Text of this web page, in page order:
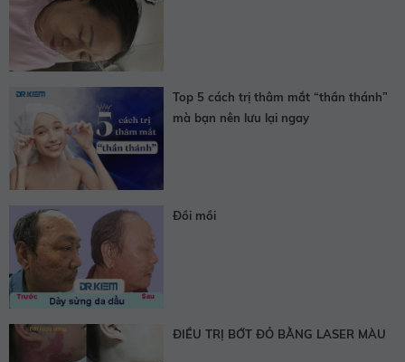
Top 5 cách trị thâm mắt “thần thánh”
mà bạn nên lưu lại ngay
Đồi mồi
ĐIỀU TRỊ BỚT ĐỎ BẰNG LASER MÀU